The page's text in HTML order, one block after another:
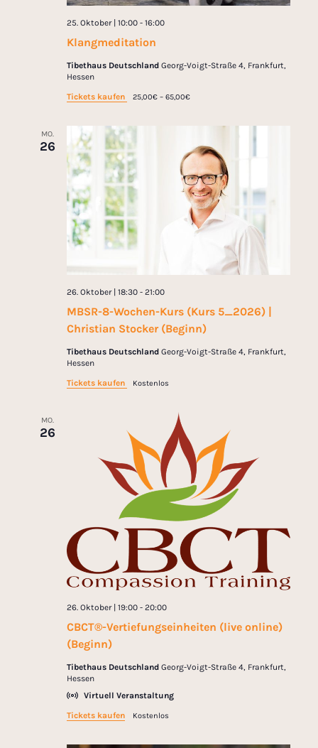
Klangmeditation
25. Oktober | 10:00- 16:00
Tibethaus Deutschland Georg-Voigt-Straße 4, Frankfurt,
Hessen
Tickets kaufen
25,00€ – 65,00€
MO.
26
MBSR-8-Wochen-Kurs (Kurs 5_2026) |
Christian Stocker (Beginn)
26. Oktober | 18:30- 21:00
Tibethaus Deutschland Georg-Voigt-Straße 4, Frankfurt,
Hessen
Tickets kaufen
Kostenlos
MO.
26
CBCT®-Vertiefungseinheiten (live online)
(Beginn)
26. Oktober | 19:00- 20:00
Tibethaus Deutschland Georg-Voigt-Straße 4, Frankfurt,
Hessen
Virtuell Veranstaltung
Tickets kaufen
Kostenlos